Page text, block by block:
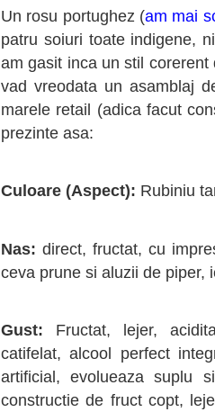
Un rosu portughez (am mai
patru soiuri toate indigene,
am gasit inca un stil
vad vreodata un asamblaj
marele retail (adica facut
prezinte asa:
Culoare (Aspect): Rubiniu
Nas: direct, fructat, cu
ceva prune si aluzii de piper,
Gust: Fructat, lejer,
catifelat, alcool perfect
artificial, evolueaza suplu
constructie de fruct copt,